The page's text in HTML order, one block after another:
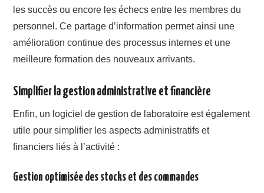
les succès ou encore les échecs entre les membres du
personnel. Ce partage d’information permet ainsi une
amélioration continue des processus internes et une
meilleure formation des nouveaux arrivants.
Simplifier la gestion administrative et financière
Enfin, un logiciel de gestion de laboratoire est également
utile pour simplifier les aspects administratifs et
financiers liés à l’activité :
Gestion optimisée des stocks et des commandes